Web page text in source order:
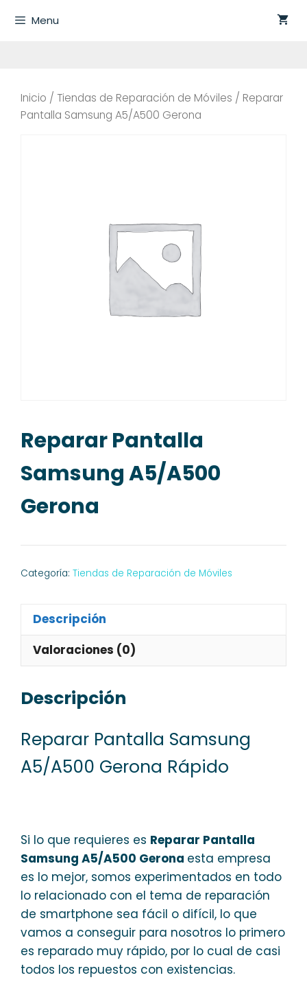
Menu
Inicio / Tiendas de Reparación de Móviles / Reparar
Pantalla Samsung A5/A500 Gerona
Reparar Pantalla
Samsung A5/A500
Gerona
Categoría: Tiendas de Reparación de Móviles
Descripción
Valoraciones (0)
Descripción
Reparar Pantalla Samsung
A5/A500 Gerona Rápido
Si lo que requieres es Reparar Pantalla
Samsung A5/A500 Gerona esta empresa
es lo mejor, somos experimentados en todo
lo relacionado con el tema de reparación
de smartphone sea fácil o difícil, lo que
vamos a conseguir para nosotros lo primero
es reparado muy rápido, por lo cual de casi
todos los repuestos con existencias.